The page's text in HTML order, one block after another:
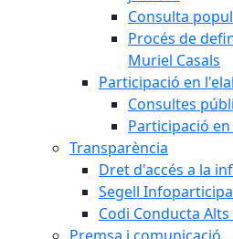
Consulta
Procés de
Muriel Casals
Participació en
Consultes
Participació
Transparència
Dret d'accés a la
Segell Infoparticipa
Codi Conducta